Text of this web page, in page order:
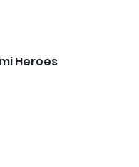
Heroes